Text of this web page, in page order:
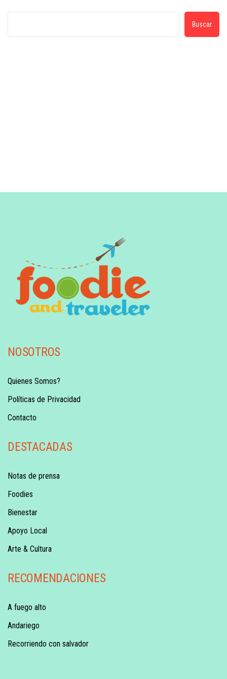
Buscar
NOSOTROS
Quienes Somos?
Políticas de Privacidad
Contacto
DESTACADAS
Notas de prensa
Foodies
Bienestar
Apoyo Local
Arte & Cultura
RECOMENDACIONES
A fuego alto
Andariego
Recorriendo con salvador